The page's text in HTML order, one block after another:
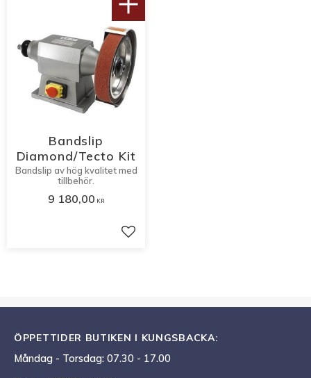
Bandslip
Diamond/Tecto Kit
Bandslip av hög kvalitet med
tillbehör.
9 180,00 KR
Lägg till i favoriter
ÖPPETTIDER BUTIKEN I KUNGSBACKA:
Måndag - Torsdag: 07.30 - 17.00